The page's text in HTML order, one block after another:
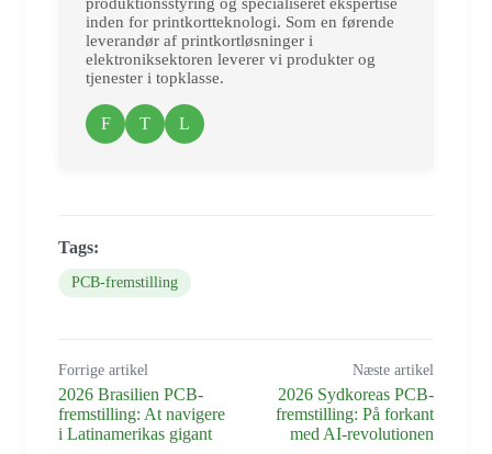
inden for printkortteknologi. Som en førende
leverandør af printkortløsninger i
elektroniksektoren leverer vi produkter og
tjenester i topklasse.
F T L
Tags:
PCB-fremstilling
Forrige artikel
2026 Brasilien PCB-
fremstilling: At navigere
i Latinamerikas gigant
Næste artikel
2026 Sydkoreas PCB-
fremstilling: På forkant
med AI-revolutionen